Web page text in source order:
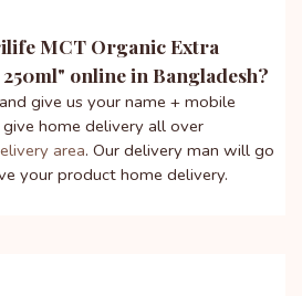
MCT Organic Extra
" online in Bangladesh?
and give us your name + mobile
home delivery all over
area. Our delivery man will go
your product home delivery.